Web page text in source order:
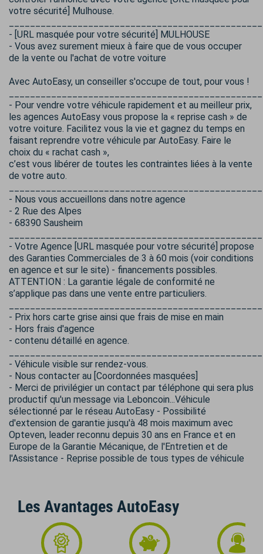
votre sécurité] Mulhouse.
- [URL masquée pour votre sécurité] MULHOUSE
- Vous avez surement mieux à faire que de vous occuper
de la vente ou l'achat de votre voiture
Avec AutoEasy, un conseiller s'occupe de tout, pour vous !
- Pour vendre votre véhicule rapidement et au meilleur prix,
les agences AutoEasy vous propose la « reprise cash » de
votre voiture. Facilitez vous la vie et gagnez du temps en
faisant reprendre votre véhicule par AutoEasy. Faire le
choix du « rachat cash »,
c’est vous libérer de toutes les contraintes liées à la vente
de votre auto.
- Nous vous accueillons dans notre agence
- 2 Rue des Alpes
- 68390 Sausheim
- Votre Agence [URL masquée pour votre sécurité] propose
des Garanties Commerciales de 3 à 60 mois (voir conditions
en agence et sur le site) - financements possibles.
ATTENTION : La garantie légale de conformité ne
s’applique pas dans une vente entre particuliers.
- Prix hors carte grise ainsi que frais de mise en main
- Hors frais d'agence
- contenu détaillé en agence.
- Véhicule visible sur rendez-vous.
- Nous contacter au [Coordonnées masquées]
- Merci de privilégier un contact par téléphone qui sera plus
productif qu'un message via Leboncoin...Véhicule
sélectionné par le réseau AutoEasy - Possibilité
d'extension de garantie jusqu'à 48 mois maximum avec
Opteven, leader reconnu depuis 30 ans en France et en
Europe de la Garantie Mécanique, de l'Entretien et de
l'Assistance - Reprise possible de tous types de véhicule
Les Avantages AutoEasy